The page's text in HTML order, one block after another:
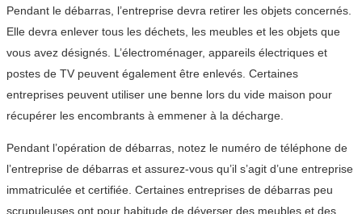
Pendant le débarras, l’entreprise devra retirer les objets concernés.
Elle devra enlever tous les déchets, les meubles et les objets que
vous avez désignés. L’électroménager, appareils électriques et
postes de TV peuvent également être enlevés. Certaines
entreprises peuvent utiliser une benne lors du vide maison pour
récupérer les encombrants à emmener à la décharge.
Pendant l’opération de débarras, notez le numéro de téléphone de
l’entreprise de débarras et assurez-vous qu’il s’agit d’une entreprise
immatriculée et certifiée. Certaines entreprises de débarras peu
scrupuleuses ont pour habitude de déverser des meubles et des